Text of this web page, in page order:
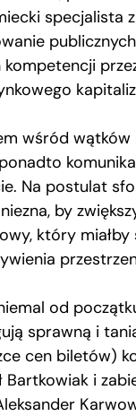
specjalista
kompetencji
wśród wątków
Na postulat
by
który miałby
od
sprawną i
cen biletów)
Bartkowiak i